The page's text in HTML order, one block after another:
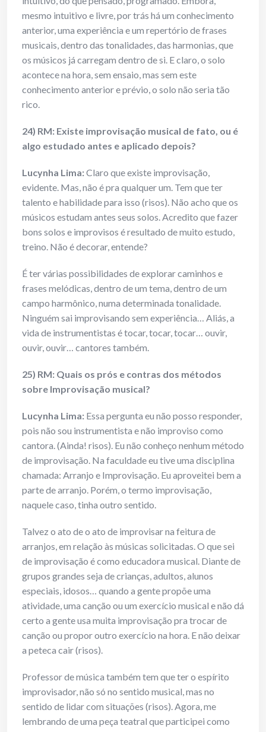
mesmo intuitivo e livre, por trás há um conhecimento
anterior, uma experiência e um repertório de frases
musicais, dentro das tonalidades, das harmonias, que
os músicos já carregam dentro de si. E claro, o solo
acontece na hora, sem ensaio, mas sem este
conhecimento anterior e prévio, o solo não seria tão
rico.
24) RM: Existe improvisação musical de fato, ou é
algo estudado antes e aplicado depois?
Lucynha Lima:Claro que existe improvisação,
evidente. Mas, não é pra qualquer um. Tem que ter
talento e habilidade para isso (risos). Não acho que os
músicos estudam antes seus solos. Acredito que fazer
bons solos e improvisos é resultado de muito estudo,
treino. Não é decorar, entende?
É ter várias possibilidades de explorar caminhos e
frases melódicas, dentro de um tema, dentro de um
campo harmônico, numa determinada tonalidade.
Ninguém sai improvisando sem experiência… Aliás, a
vida de instrumentistas é tocar, tocar, tocar… ouvir,
ouvir, ouvir… cantores também.
25) RM: Quais os prós e contras dos métodos
sobre Improvisação musical?
Lucynha Lima: Essa pergunta eu não posso responder,
pois não sou instrumentista e não improviso como
cantora. (Ainda! risos). Eu não conheço nenhum método
de improvisação. Na faculdade eu tive uma disciplina
chamada: Arranjo e Improvisação. Eu aproveitei bem a
parte de arranjo. Porém, o termo improvisação,
naquele caso, tinha outro sentido.
Talvez o ato de o ato de improvisar na feitura de
arranjos, em relação às músicas solicitadas. O que sei
de improvisação é como educadora musical. Diante de
grupos grandes seja de crianças, adultos, alunos
especiais, idosos… quando a gente propõe uma
atividade, uma canção ou um exercício musical e não dá
certo a gente usa muita improvisação pra trocar de
canção ou propor outro exercício na hora. E não deixar
a peteca cair (risos).
Professor de música também tem que ter o espírito
improvisador, não só no sentido musical, mas no
sentido de lidar com situações (risos). Agora, me
lembrando de uma peça teatral que participei como